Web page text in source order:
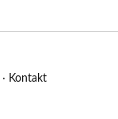
· Kontakt